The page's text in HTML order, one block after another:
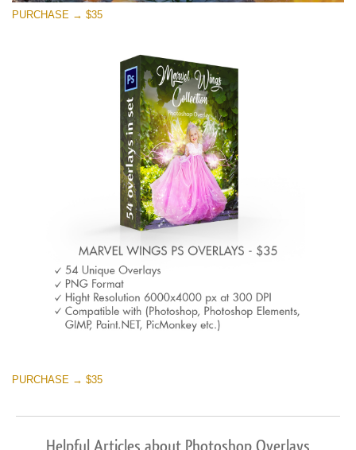
PURCHASE → $35
PURCHASE → $35
Helpful Articles about Photoshop Overlays